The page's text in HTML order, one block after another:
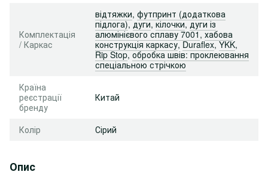
Комплектація
/ Каркас
відтяжки, футпринт (додаткова
підлога),дуги,кілочки,дуги із
алюмінієвого сплаву 7001,хабова
конструкція каркасу,Duraflex,YKK,
Rip Stop,обробка швів: проклеювання
спеціальною стрічкою
Країна
реєстрації
бренду
Китай
Колір Сірий
Опис